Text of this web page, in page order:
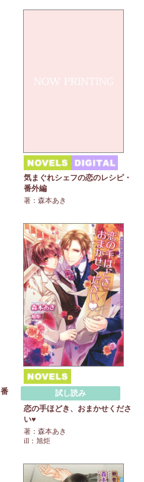
気まぐれシェフの恋のレシピ・
番外編
著：森本あき
試し読み
恋の手ほどき、おまかせくださ
い♥
著：森本あき
ill：旭炬